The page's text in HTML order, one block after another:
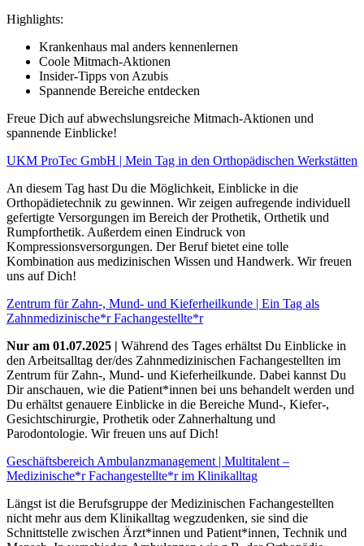
Highlights:
Krankenhaus mal anders kennenlernen
Coole Mitmach-Aktionen
Insider-Tipps von Azubis
Spannende Bereiche entdecken
Freue Dich auf abwechslungsreiche Mitmach-Aktionen und
spannende Einblicke!
UKM ProTec GmbH | Mein Tag in den Orthopädischen Werkstätten
An diesem Tag hast Du die Möglichkeit, Einblicke in die
Orthopädietechnik zu gewinnen. Wir zeigen aufregende individuell
gefertigte Versorgungen im Bereich der Prothetik, Orthetik und
Rumpforthetik. Außerdem einen Eindruck von
Kompressionsversorgungen. Der Beruf bietet eine tolle
Kombination aus medizinischen Wissen und Handwerk. Wir freuen
uns auf Dich!
Zentrum für Zahn-, Mund- und Kieferheilkunde | Ein Tag als
Zahnmedizinische*r Fachangestellte*r
Nur am 01.07.2025 | Während des Tages erhältst Du Einblicke in
den Arbeitsalltag der/des Zahnmedizinischen Fachangestellten im
Zentrum für Zahn-, Mund- und Kieferheilkunde. Dabei kannst Du
Dir anschauen, wie die Patient*innen bei uns behandelt werden und
Du erhältst genauere Einblicke in die Bereiche Mund-, Kiefer-,
Gesichtschirurgie, Prothetik oder Zahnerhaltung und
Parodontologie. Wir freuen uns auf Dich!
Geschäftsbereich Ambulanzmanagement | Multitalent –
Medizinische*r Fachangestellte*r im Klinikalltag
Längst ist die Berufsgruppe der Medizinischen Fachangestellten
nicht mehr aus dem Klinikalltag wegzudenken, sie sind die
Schnittstelle zwischen Ärzt*innen und Patient*innen, Technik und